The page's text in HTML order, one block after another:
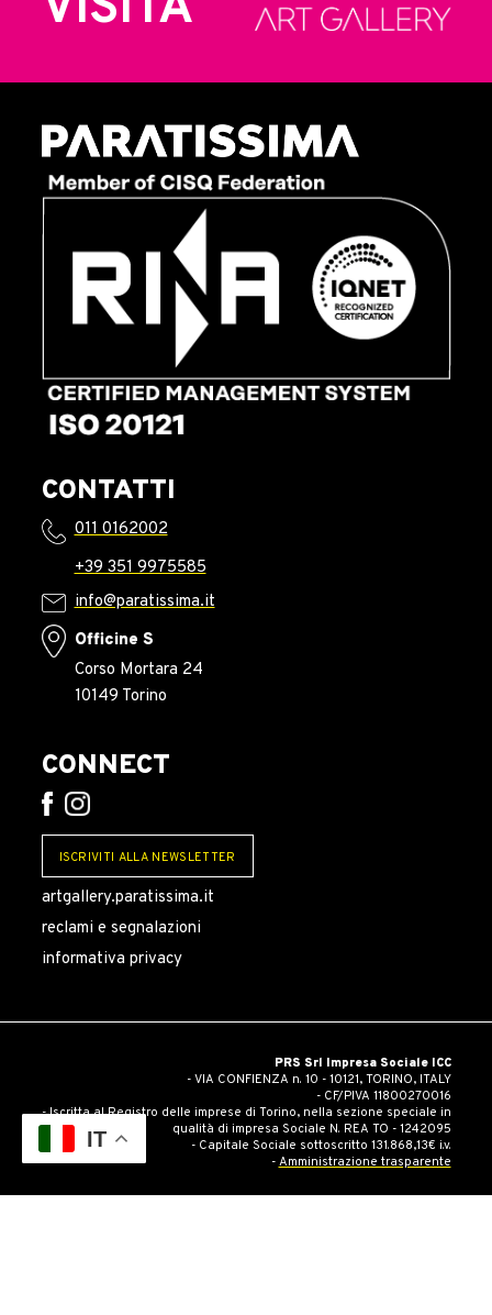
CONTATTI
011 0162002
+39 351 9975585
info@paratissima.it
Officine S
Corso Mortara 24
10149 Torino
CONNECT
ISCRIVITI ALLA NEWSLETTER
artgallery.paratissima.it
reclami e segnalazioni
informativa privacy
PRS Srl Impresa Sociale ICC
- VIA CONFIENZA n. 10 - 10121, TORINO, ITALY
- CF/PIVA 11800270016
- Iscritta al Registro delle imprese di Torino, nella sezione speciale in
qualità di impresa Sociale N. REA TO - 1242095
- Capitale Sociale sottoscritto 131.868,13€ i.v.
- Amministrazione trasparente
IT